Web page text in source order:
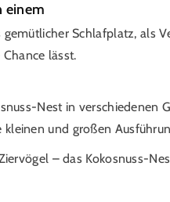
einem
Schlafplatz, als
lässt.
Nest in
und großen
– das Kokosnuss-